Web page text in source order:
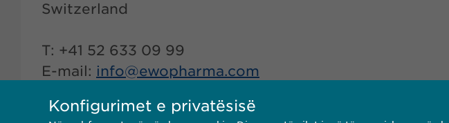
Switzerland
T: +41 52 633 09 99
E-mail: info@ewopharma.com
Konfigurimet e privatësisë